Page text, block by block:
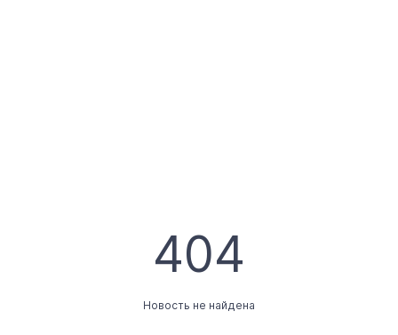
404
Новость не найдена